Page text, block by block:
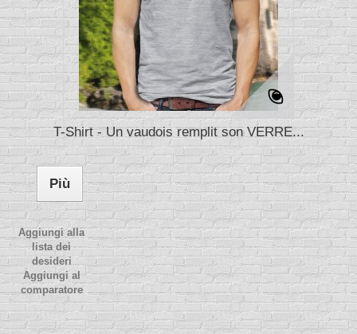
T-Shirt - Un vaudois remplit son VERRE...
Più
Aggiungi alla
lista dei
desideri
Aggiungi al
comparatore